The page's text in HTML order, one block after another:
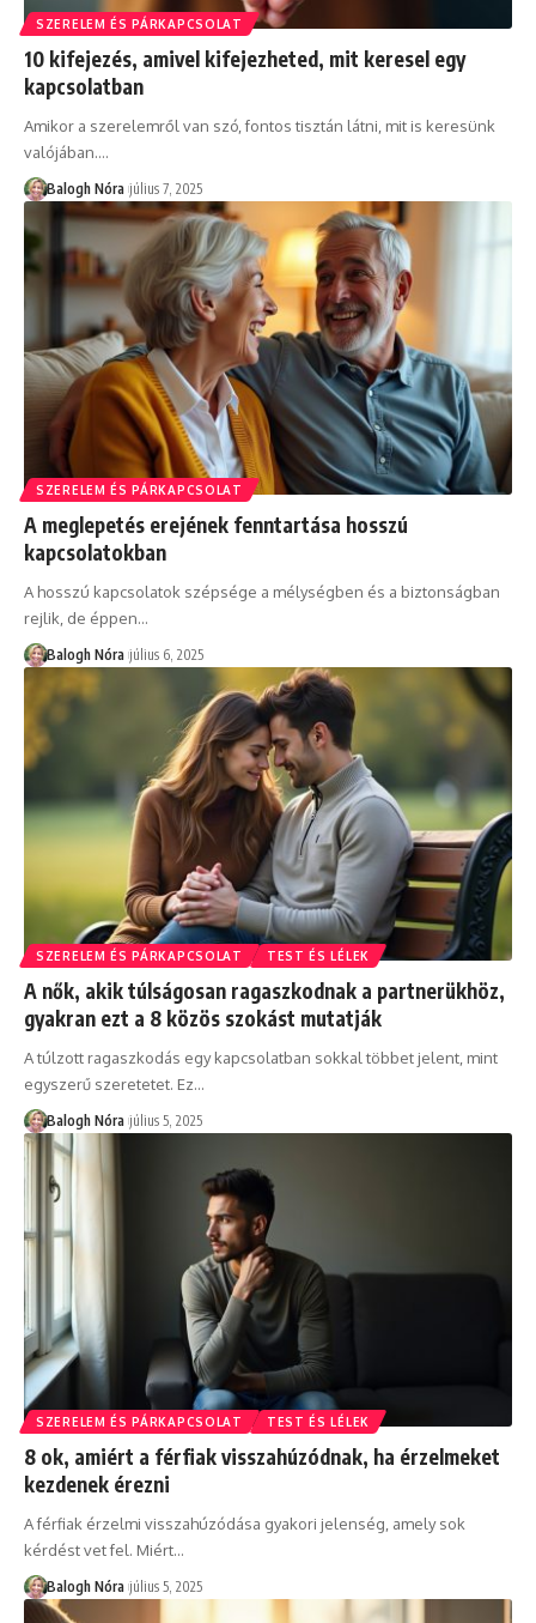
SZERELEM ÉS PÁRKAPCSOLAT
10 kifejezés, amivel kifejezheted, mit keresel egy
kapcsolatban
Amikor a szerelemről van szó, fontos tisztán látni, mit is keresünk
valójában.…
Balogh Nóra július 7, 2025
SZERELEM ÉS PÁRKAPCSOLAT
A meglepetés erejének fenntartása hosszú
kapcsolatokban
A hosszú kapcsolatok szépsége a mélységben és a biztonságban
rejlik, de éppen…
Balogh Nóra július 6, 2025
SZERELEM ÉS PÁRKAPCSOLAT TEST ÉS LÉLEK
A nők, akik túlságosan ragaszkodnak a partnerükhöz,
gyakran ezt a 8 közös szokást mutatják
A túlzott ragaszkodás egy kapcsolatban sokkal többet jelent, mint
egyszerű szeretetet. Ez…
Balogh Nóra július 5, 2025
SZERELEM ÉS PÁRKAPCSOLAT TEST ÉS LÉLEK
8 ok, amiért a férfiak visszahúzódnak, ha érzelmeket
kezdenek érezni
A férfiak érzelmi visszahúzódása gyakori jelenség, amely sok
kérdést vet fel. Miért…
Balogh Nóra július 5, 2025